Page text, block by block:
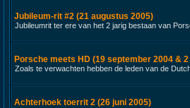
Jubileum-rit #2 (21 augustus 2005)
Jubileumrit ter ere van het 2 jarig bestaan van
Porsche meets HD (19 september 2004 &
Zoals te verwachten hebben de leden van de
Achterhoek toerrit 2 (26 juni 2005)